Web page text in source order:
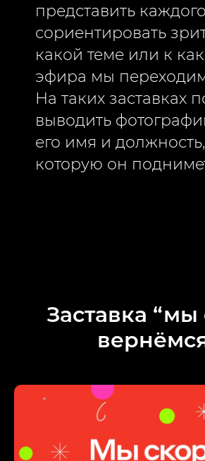
представить
сориентировать
какой теме или к
эфира мы
На таких заставках
выводить
его имя и
которую он
Заставка “мы